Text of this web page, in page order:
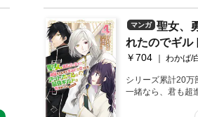
マンガ
聖女、
れたのでギル
な最強ギル
4巻
シリーズ累計20万